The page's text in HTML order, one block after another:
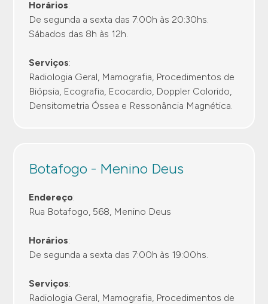
Horários:
De segunda a sexta das 7:00h às 20:30hs.
Sábados das 8h às 12h.
Serviços:
Radiologia Geral, Mamografia, Procedimentos de
Biópsia, Ecografia, Ecocardio, Doppler Colorido,
Densitometria Óssea e Ressonância Magnética.
Botafogo - Menino Deus
Endereço:
Rua Botafogo, 568, Menino Deus
Horários:
De segunda a sexta das 7:00h às 19:00hs.
Serviços:
Radiologia Geral, Mamografia, Procedimentos de